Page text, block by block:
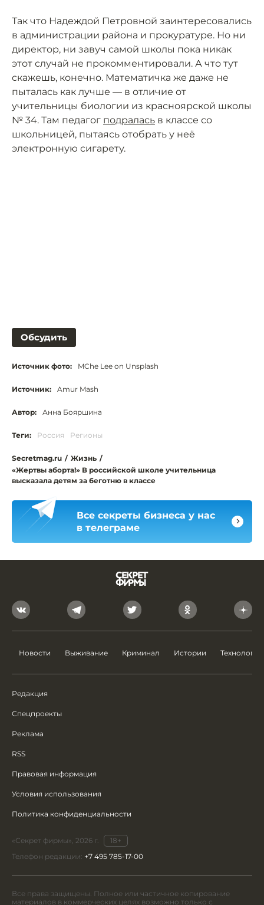
Так что Надеждой Петровной заинтересовались
в администрации района и прокуратуре. Но ни
директор, ни завуч самой школы пока никак
этот случай не прокомментировали. А что тут
скажешь, конечно. Математичка же даже не
пыталась как лучше — в отличие от
учительницы биологии из красноярской школы
№ 34. Там педагог подралась в классе со
школьницей, пытаясь отобрать у неё
электронную сигарету.
Обсудить
Источник фото: MChe Lee on Unsplash
Источник: Amur Mash
Автор: Анна Бояршина
Теги: Россия Регионы
Secretmag.ru / Жизнь /
«Жертвы аборта!» В российской школе учительница
высказала детям за беготню в классе
Все секреты бизнеса у нас
в телеграме
Новости Выживание Криминал Истории Технологии
Редакция
Спецпроекты
Реклама
RSS
Правовая информация
Условия использования
Политика конфиденциальности
«Секрет фирмы», 2026 г.
18+
Телефон редакции: +7 495 785-17-00
Все права защищены. Полное или частичное копирование
материалов в коммерческих целях возможно только с